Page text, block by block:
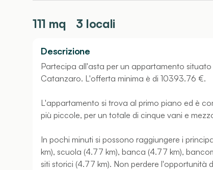
111 mq 3 locali
Descrizione
Partecipa all'asta per un appartamento
Catanzaro. L'offerta minima è di 10393.76 €.
L'appartamento si trova al primo piano ed è
più piccole, per un totale di cinque vani e
In pochi minuti si possono raggiungere i
km), scuola (4.77 km), banca (4.77 km),
siti storici (4.77 km). Non perdere l'opportunità